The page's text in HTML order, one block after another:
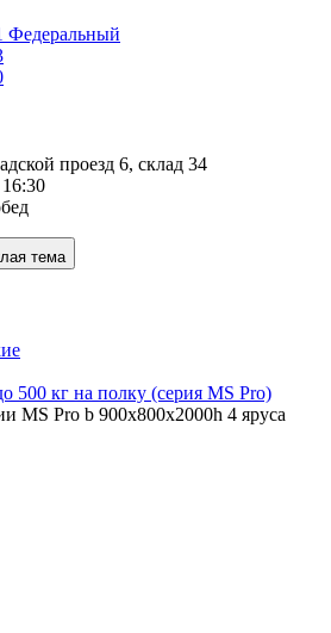
Федеральный
проезд 6, склад 34
тема
500 кг на полку (серия MS Pro)
MS Pro b 900x800х2000h 4 яруса